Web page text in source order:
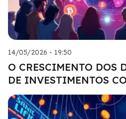
14/05/2026 - 19:50
O CRESCIMENTO DOS
DE INVESTIMENTOS